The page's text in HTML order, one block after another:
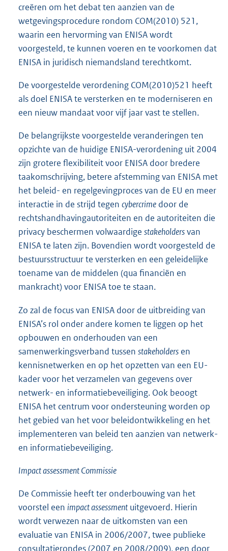
creëren om het debat ten aanzien van de
wetgevingsprocedure rondom COM(2010) 521,
waarin een hervorming van ENISA wordt
voorgesteld, te kunnen voeren en te voorkomen dat
ENISA in juridisch niemandsland terechtkomt.
De voorgestelde verordening COM(2010)521 heeft
als doel ENISA te versterken en te moderniseren en
een nieuw mandaat voor vijf jaar vast te stellen.
De belangrijkste voorgestelde veranderingen ten
opzichte van de huidige ENISA-verordening uit 2004
zijn grotere flexibiliteit voor ENISA door bredere
taakomschrijving, betere afstemming van ENISA met
het beleid- en regelgevingproces van de EU en meer
interactie in de strijd tegen cybercrime door de
rechtshandhavingautoriteiten en de autoriteiten die
privacy beschermen volwaardige stakeholdersvan
ENISA te laten zijn. Bovendien wordt voorgesteld de
bestuursstructuur te versterken en een geleidelijke
toename van de middelen (qua financiën en
mankracht) voor ENISA toe te staan.
Zo zal de focus van ENISA door de uitbreiding van
ENISA’s rol onder andere komen te liggen op het
opbouwen en onderhouden van een
samenwerkingsverband tussen stakeholders en
kennisnetwerken en op het opzetten van een EU-
kader voor het verzamelen van gegevens over
netwerk- en informatiebeveiliging. Ook beoogt
ENISA het centrum voor ondersteuning worden op
het gebied van het voor beleidontwikkeling en het
implementeren van beleid ten aanzien van netwerk-
en informatiebeveiliging.
Impact assessment Commissie
De Commissie heeft ter onderbouwing van het
voorstel een impact assessment uitgevoerd. Hierin
wordt verwezen naar de uitkomsten van een
evaluatie van ENISA in 2006/2007, twee publieke
consultatierondes (2007 en 2008/2009), een door